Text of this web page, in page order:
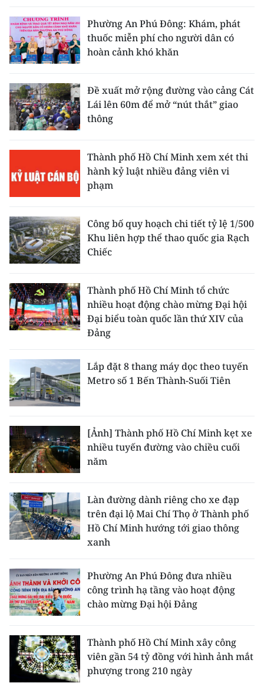
中文
FRANÇAIS
РУССКИЙ
ESPAÑOL
한국어
Phường An Phú Đông: Khám, phát
thuốc miễn phí cho người dân có
hoàn cảnh khó khăn
Đề xuất mở rộng đường vào cảng Cát
Lái lên 60m để mở “nút thắt” giao
thông
Thành phố Hồ Chí Minh xem xét thi
hành kỷ luật nhiều đảng viên vi
phạm
Công bố quy hoạch chi tiết tỷ lệ 1/500
Khu liên hợp thể thao quốc gia Rạch
Chiếc
Thành phố Hồ Chí Minh tổ chức
nhiều hoạt động chào mừng Đại hội
Đại biểu toàn quốc lần thứ XIV của
Đảng
Lắp đặt 8 thang máy dọc theo tuyến
Metro số 1 Bến Thành-Suối Tiên
[Ảnh] Thành phố Hồ Chí Minh kẹt xe
nhiều tuyến đường vào chiều cuối
năm
Làn đường dành riêng cho xe đạp
trên đại lộ Mai Chí Thọ ở Thành phố
Hồ Chí Minh hướng tới giao thông
xanh
Phường An Phú Đông đưa nhiều
công trình hạ tầng vào hoạt động
chào mừng Đại hội Đảng
Thành phố Hồ Chí Minh xây công
viên gần 54 tỷ đồng với hình ảnh mắt
phượng trong 210 ngày